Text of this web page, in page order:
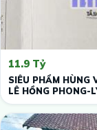
11.9 Tỷ
SIÊU PHẨM HÙNG
LÊ HỒNG PHONG-